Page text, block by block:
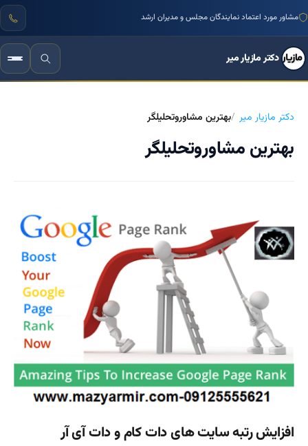
مشاور مورد اعتماد نمایندگان مجلس و مدیران ارشد
دکتر مازیار میر
دکتر مازیار میر بهترین مشاوروتحلیلگر
بهترین مشاوروتحلیلگر
افزایش رتبه سایت های دات کام و دات آی آر